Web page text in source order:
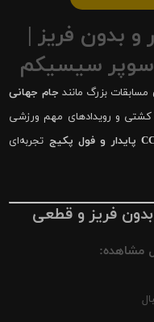
بدون فریز |
سوپر سیسیکم
مسابقات بزرگ مانند جام جهانی
کشتی و رویدادهای مهم ورزشی
تجربه‌ای
فریز و قطعی
مشاهده: